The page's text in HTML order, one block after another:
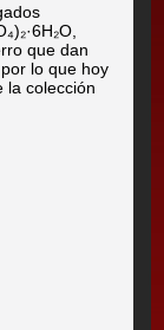
que dan
lo que hoy
la colección